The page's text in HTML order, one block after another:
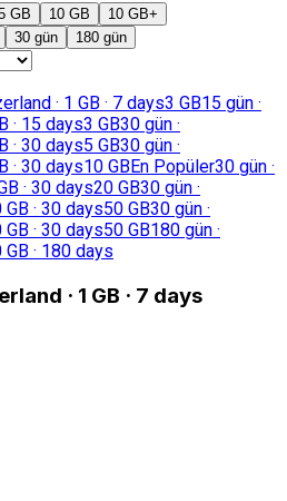
GB 10 GB 10 GB+
30 gün 180 gün
· 1 GB · 7 days3 GB15 gün ·
· 15 days3 GB30 gün ·
· 30 days5 GB30 gün ·
· 30 days10 GBEn Popüler30 gün ·
· 30 days20 GB30 gün ·
· 30 days50 GB30 gün ·
· 30 days50 GB180 gün ·
· 180 days
· 1 GB · 7 days